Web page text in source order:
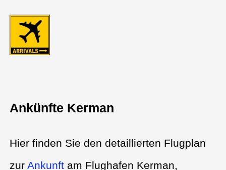
Ankünfte Kerman
Hier finden Sie den detaillierten Flugplan
zurAnkunft am Flughafen Kerman,